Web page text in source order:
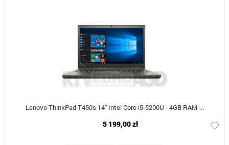
Lenovo ThinkPad T450s 14" Intel Core i5-5200U - 4GB RAM -..
5 199,00 zł